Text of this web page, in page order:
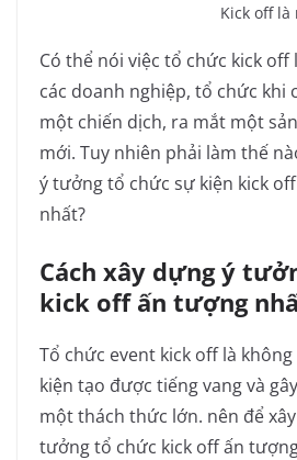
Kick off
Có thể nói việc tổ chức kick
các doanh nghiệp, tổ chức khi
một chiến dịch, ra mắt một
mới. Tuy nhiên phải làm thế
ý tưởng tổ chức sự kiện kick
nhất?
Cách xây dựng ý
kick off ấn tượng
Tổ chức event kick off là
kiện tạo được tiếng vang và
một thách thức lớn. nên để
tưởng tổ chức kick off ấn